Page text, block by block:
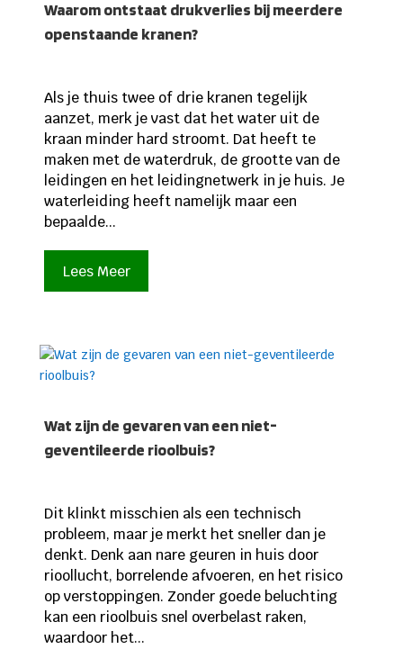
Waarom ontstaat drukverlies bij meerdere
openstaande kranen?
Als je thuis twee of drie kranen tegelijk
aanzet, merk je vast dat het water uit de
kraan minder hard stroomt. Dat heeft te
maken met de waterdruk, de grootte van de
leidingen en het leidingnetwerk in je huis. Je
waterleiding heeft namelijk maar een
bepaalde...
Lees Meer
Wat zijn de gevaren van een niet-
geventileerde rioolbuis?
Dit klinkt misschien als een technisch
probleem, maar je merkt het sneller dan je
denkt. Denk aan nare geuren in huis door
rioollucht, borrelende afvoeren, en het risico
op verstoppingen. Zonder goede beluchting
kan een rioolbuis snel overbelast raken,
waardoor het...